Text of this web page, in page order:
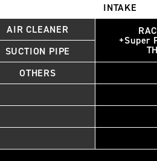
INTAKE
AIR CLEANER
+Super
SUCTION PIPE
OTHERS